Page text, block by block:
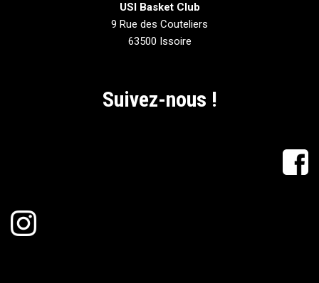
USI Basket Club
9 Rue des Couteliers
63500 Issoire
Suivez-nous !